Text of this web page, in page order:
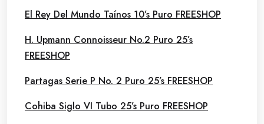
El Rey Del Mundo Taínos 10’s Puro FREESHOP
H. Upmann Connoisseur No.2 Puro 25’s
FREESHOP
Partagas Serie P No. 2 Puro 25’s FREESHOP
Cohiba Siglo VI Tubo 25’s Puro FREESHOP